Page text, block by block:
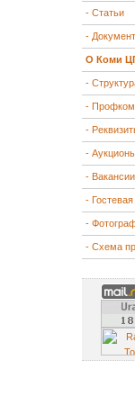
- Статьи
-
О Коми
-
- Профком
-
-
- Вакансии
- Гостевая
-
- Схема